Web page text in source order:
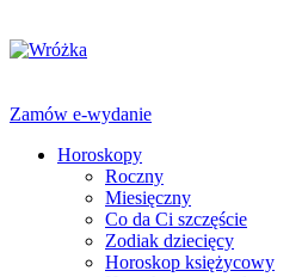
Zamów e-wydanie
Horoskopy
Roczny
Miesięczny
Co da Ci szczęście
Zodiak dziecięcy
Horoskop księżycowy